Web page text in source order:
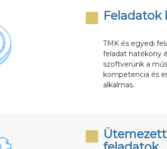
Feladatok
TMK és egyedi
feladat hatékony
szoftverünk a
kompetencia és
alkalmas.